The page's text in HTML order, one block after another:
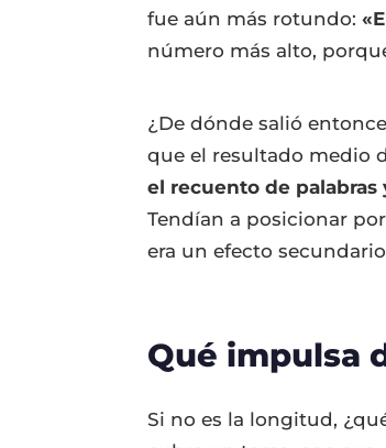
fue aún más rotundo:
número más alto,
¿De dónde salió
que el resultado medio
el recuento de
Tendían a posicionar
era un efecto
Qué impulsa
Si no es la longitud,